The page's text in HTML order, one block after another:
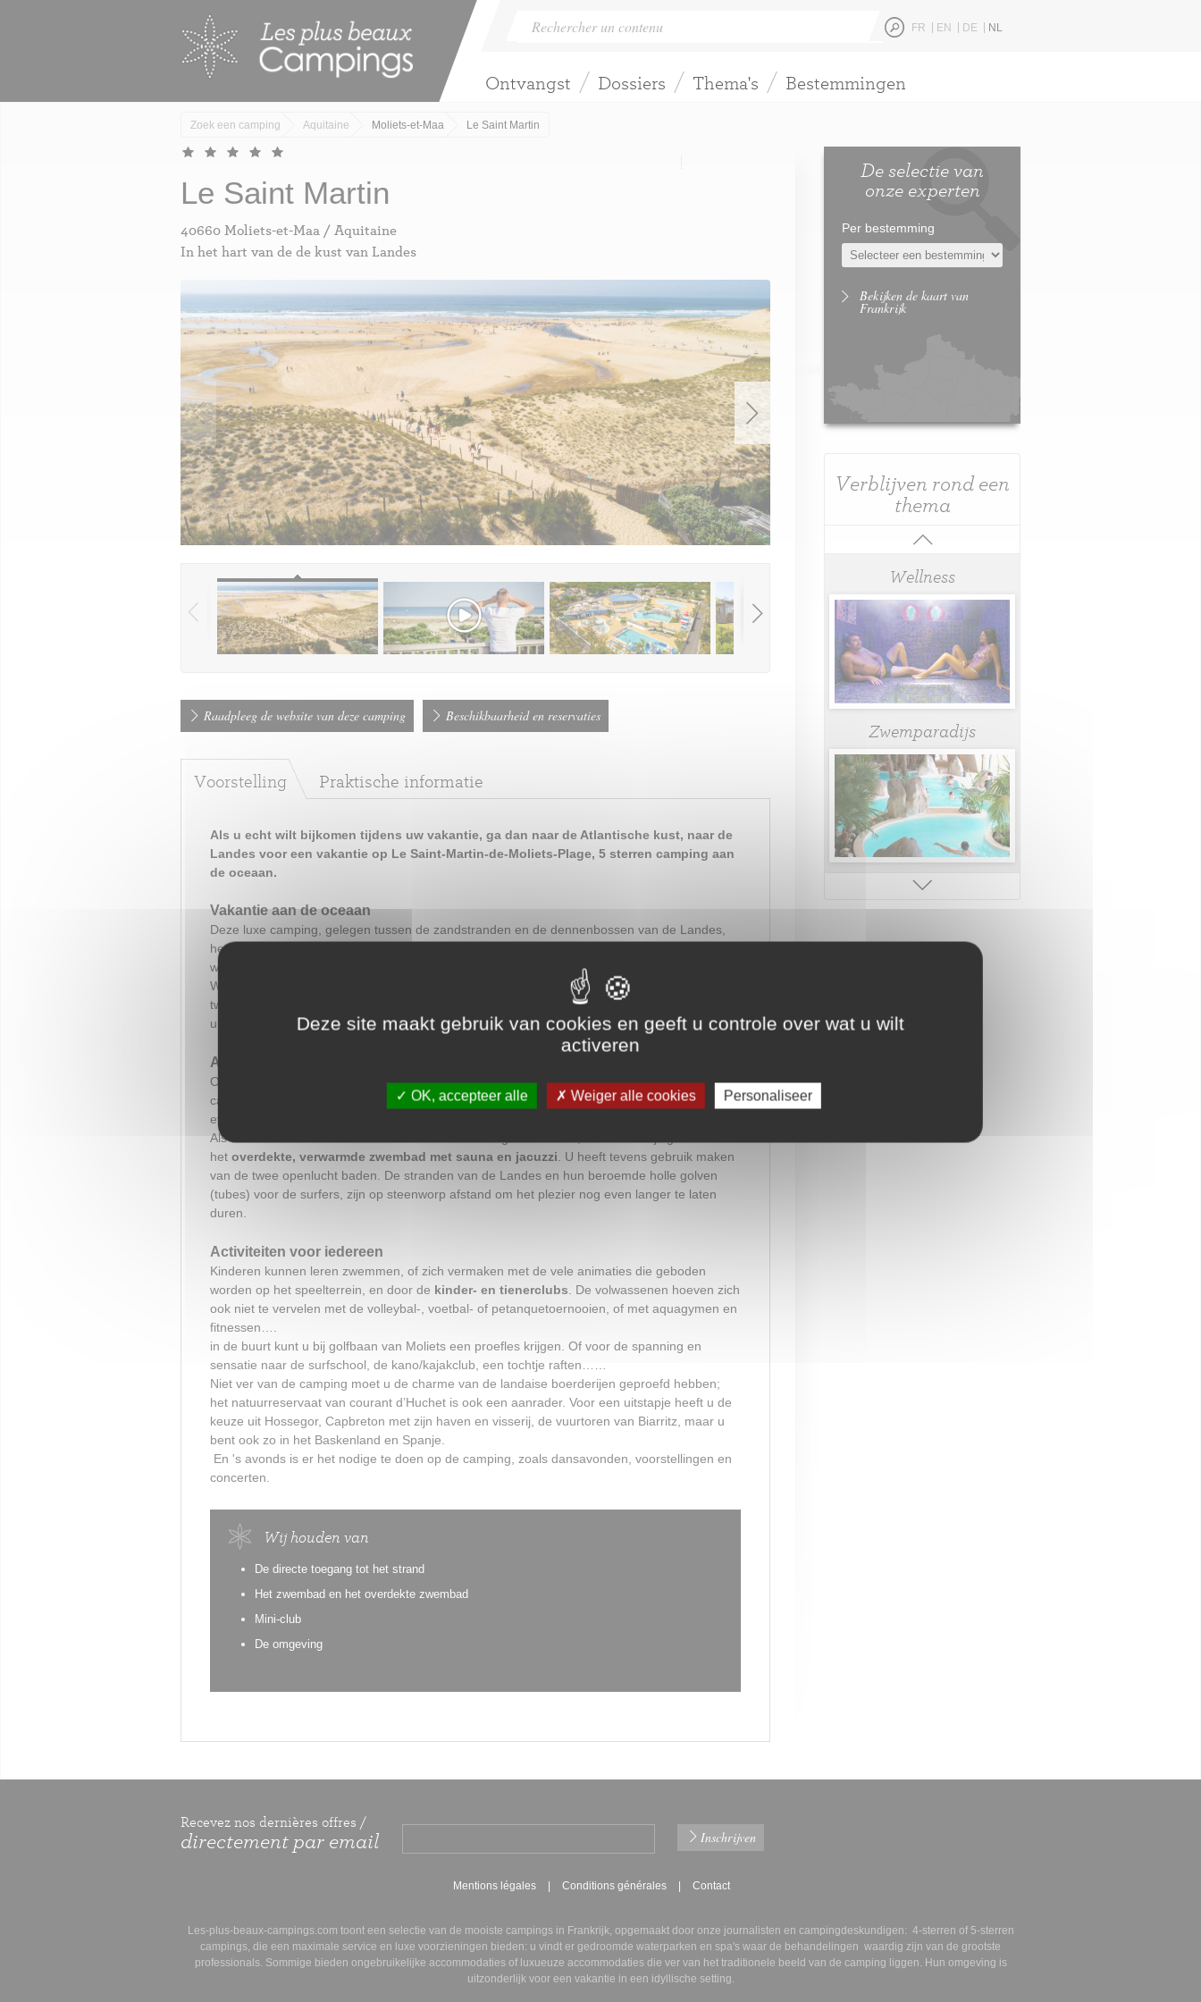
FR EN DE NL
Ontvangst Dossiers Thema's Bestemmingen
Zoek een camping Aquitaine Moliets-et-Maa Le Saint Martin
Le Saint Martin
40660 Moliets-et-Maa / Aquitaine
In het hart van de de kust van Landes
Raadpleeg de website van deze camping Beschikbaarheid en reservaties
Voorstelling Praktische informatie
Als u echt wilt bijkomen tijdens uw vakantie, ga dan naar de Atlantische kust, naar de
Landes voor een vakantie op Le Saint-Martin-de-Moliets-Plage, 5 sterren camping aan
de oceaan.
Vakantie aan de oceaan
Deze luxe camping, gelegen tussen de zandstranden en de dennenbossen van de Landes,
heeft voor kampeerders ruime zonnige of beschutte standplaatsen in het hart van de natuur
waar ze hun tent, caravan of camper kunnen neerzetten.
Wat betreft de vakantie-accommodaties heeft een ruime keuze uit comfortabele chalets voor
twee à zes personen, en sfeervolle bungalowtenten. Alle accommodaties zijn volledig
uitgerust, en lakens worden gratis bijgeleverd.
Alle essentiële faciliteiten
Op één van de mooiste campings in Frankrijk heeft vele faciliteiten ter plaatse:
campingwinkel, bakker, kiosk, boetieken. In de restaurants kunt u heerlijke gerechten eten, of
even naar de viswinkel gaan voor een brede keus aan vis.
Als u lekker over de markten van de Landes streek geweest bent, kunt u heerlijk genieten van
het overdekte, verwarmde zwembad met sauna en jacuzzi . U heeft tevens gebruik maken
van de twee openlucht baden. De stranden van de Landes en hun beroemde holle golven
(tubes) voor de surfers, zijn op steenworp afstand om het plezier nog even langer te laten
duren.
Activiteiten voor iedereen
Kinderen kunnen leren zwemmen, of zich vermaken met de vele animaties die geboden
worden op het speelterrein, en door de kinder- en tienerclubs . De volwassenen hoeven zich
ook niet te vervelen met de volleybal-, voetbal- of petanquetoernooien, of met aquagymen en
fitnessen….
in de buurt kunt u bij golfbaan van Moliets een proefles krijgen. Of voor de spanning en
sensatie naar de surfschool, de kano/kajakclub, een tochtje raften……
Niet ver van de camping moet u de charme van de landaise boerderijen geproefd hebben;
het natuurreservaat van courant d’Huchet is ook een aanrader. Voor een uitstapje heeft u de
keuze uit Hossegor, Capbreton met zijn haven en visserij, de vuurtoren van Biarritz, maar u
bent ook zo in het Baskenland en Spanje.
En 's avonds is er het nodige te doen op de camping, zoals dansavonden, voorstellingen en
concerten.
Wij houden van
De directe toegang tot het strand
Het zwembad en het overdekte zwembad
Mini-club
De omgeving
De selectie van
onze experten
Per bestemming
Bekijken de kaart van
Frankrijk
Verblijven rond een
thema
Wellness
Zwemparadijs
Charmecampings
Recevez nos dernières offres /
directement par email
Mentions légales Conditions générales Contact
Les-plus-beaux-campings.com toont een selectie van de mooiste campings in Frankrijk, opgemaakt door onze journalisten en campingdeskundigen: 4-sterren of 5-sterren
campings , die een maximale service en luxe voorzieningen bieden: u vindt er gedroomde waterparken en spa's waar de behandelingen waardig zijn van de grootste
professionals. Sommige bieden ongebruikelijke accommodatiesof luxueuze accommodatiesdie ver van het traditionele beeld van de camping liggen. Hun omgeving is
uitzonderlijkvoor een vakantie in een idyllische setting.
Deze site maakt gebruik van cookies en geeft u controle over wat u wilt
activeren
OK, accepteer alle Weiger alle cookies Personaliseer